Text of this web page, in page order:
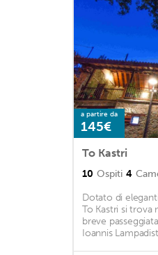
a partire da
145€
To Kastri
10 Ospiti 4
Dotato di
To Kastri si trova
breve
Ioannis